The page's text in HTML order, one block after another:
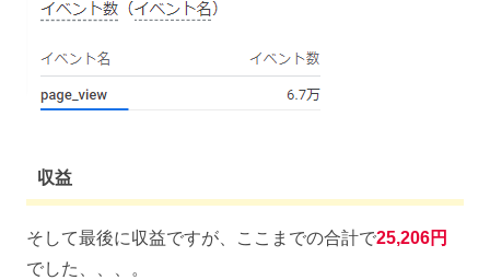
収益
そして最後に収益ですが、ここまでの合計で25,206円
でした、、、。